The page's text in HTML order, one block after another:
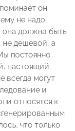
он
не надо
она должна быть
не дешевой, а
постоянно
настоящий
всегда могут
и
относятся к
что только